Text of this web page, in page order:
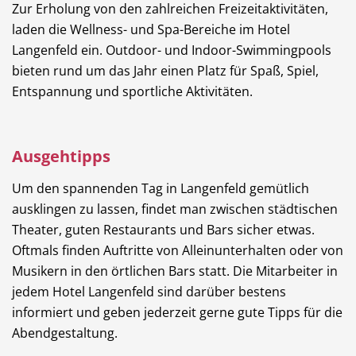
Zur Erholung von den zahlreichen Freizeitaktivitäten,
laden die Wellness- und Spa-Bereiche im Hotel
Langenfeld ein. Outdoor- und Indoor-Swimmingpools
bieten rund um das Jahr einen Platz für Spaß, Spiel,
Entspannung und sportliche Aktivitäten.
Ausgehtipps
Um den spannenden Tag in Langenfeld gemütlich
ausklingen zu lassen, findet man zwischen städtischen
Theater, guten Restaurants und Bars sicher etwas.
Oftmals finden Auftritte von Alleinunterhalten oder von
Musikern in den örtlichen Bars statt. Die Mitarbeiter in
jedem Hotel Langenfeld sind darüber bestens
informiert und geben jederzeit gerne gute Tipps für die
Abendgestaltung.